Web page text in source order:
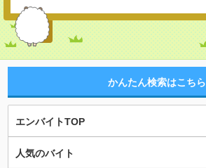
かんたん検索はこちら
エンバイトTOP
人気のバイト